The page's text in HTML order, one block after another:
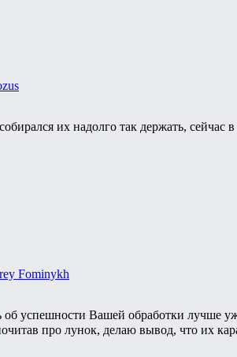
их надолго так держать,
Fominykh
об успешности Вашей обработки лучше
про лунок, делаю вывод, что их